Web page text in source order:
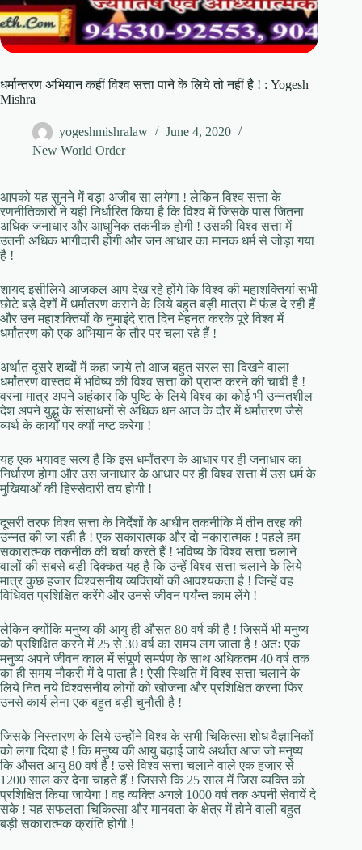
धर्मान्तरण अभियान कहीं विश्व सत्ता पाने के लिये तो नहीं है ! : Yogesh
Mishra
yogeshmishralaw
June 4, 2020
New World Order
आपको यह सुनने में बड़ा अजीब सा लगेगा ! लेकिन विश्व सत्ता के
रणनीतिकारों ने यही निर्धारित किया है कि विश्व में जिसके पास जितना
अधिक जनाधार और आधुनिक तकनीक होगी ! उसकी विश्व सत्ता में
उतनी अधिक भागीदारी होगी और जन आधार का मानक धर्म से जोड़ा गया
है !
शायद इसीलिये आजकल आप देख रहे होंगे कि विश्व की महाशक्तियां सभी
छोटे बड़े देशों में धर्मांतरण कराने के लिये बहुत बड़ी मात्रा में फंड दे रही हैं
और उन महाशक्तियों के नुमाइंदे रात दिन मेहनत करके पूरे विश्व में
धर्मांतरण को एक अभियान के तौर पर चला रहे हैं !
अर्थात दूसरे शब्दों में कहा जाये तो आज बहुत सरल सा दिखने वाला
धर्मांतरण वास्तव में भविष्य की विश्व सत्ता को प्राप्त करने की चाबी है !
वरना मात्र अपने अहंकार कि पुष्टि के लिये विश्व का कोई भी उन्नतशील
देश अपने युद्ध के संसाधनों से अधिक धन आज के दौर में धर्मांतरण जैसे
व्यर्थ के कार्यों पर क्यों नष्ट करेगा !
यह एक भयावह सत्य है कि इस धर्मांतरण के आधार पर ही जनाधार का
निर्धारण होगा और उस जनाधार के आधार पर ही विश्व सत्ता में उस धर्म के
मुखियाओं की हिस्सेदारी तय होगी !
दूसरी तरफ विश्व सत्ता के निर्देशों के आधीन तकनीकि में तीन तरह की
उन्नत की जा रही है ! एक सकारात्मक और दो नकारात्मक ! पहले हम
सकारात्मक तकनीक की चर्चा करते हैं ! भविष्य के विश्व सत्ता चलाने
वालों की सबसे बड़ी दिक्कत यह है कि उन्हें विश्व सत्ता चलाने के लिये
मात्र कुछ हजार विश्वसनीय व्यक्तियों की आवश्यकता है ! जिन्हें वह
विधिवत प्रशिक्षित करेंगे और उनसे जीवन पर्यंन्त काम लेंगे !
लेकिन क्योंकि मनुष्य की आयु ही औसत 80 वर्ष की है ! जिसमें भी मनुष्य
को प्रशिक्षित करने में 25 से 30 वर्ष का समय लग जाता है ! अतः एक
मनुष्य अपने जीवन काल में संपूर्ण समर्पण के साथ अधिकतम 40 वर्ष तक
का ही समय नौकरी में दे पाता है ! ऐसी स्थिति में विश्व सत्ता चलाने के
लिये नित नये विश्वसनीय लोगों को खोजना और प्रशिक्षित करना फिर
उनसे कार्य लेना एक बहुत बड़ी चुनौती है !
जिसके निस्तारण के लिये उन्होंने विश्व के सभी चिकित्सा शोध वैज्ञानिकों
को लगा दिया है ! कि मनुष्य की आयु बढ़ाई जाये अर्थात आज जो मनुष्य
कि औसत आयु 80 वर्ष है ! उसे विश्व सत्ता चलाने वाले एक हजार से
1200 साल कर देना चाहते हैं ! जिससे कि 25 साल में जिस व्यक्ति को
प्रशिक्षित किया जायेगा ! वह व्यक्ति अगले 1000 वर्ष तक अपनी सेवायें दे
सके ! यह सफलता चिकित्सा और मानवता के क्षेत्र में होने वाली बहुत
बड़ी सकारात्मक क्रांति होगी !